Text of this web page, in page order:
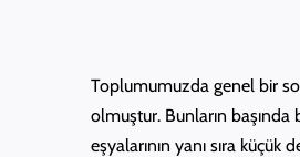
Toplumumuzda genel bir
olmuştur. Bunların
eşyalarının yanı sıra